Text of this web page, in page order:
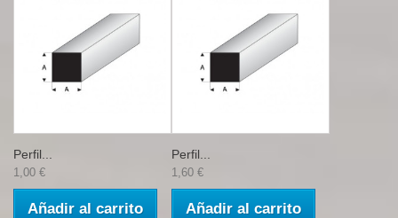
Perfil...
1,00 €
Añadir al carrito
Perfil...
1,60 €
Añadir al carrito